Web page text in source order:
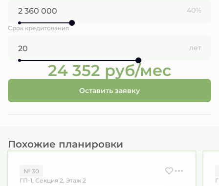
40%
Срок кредитования
лет
24 352 руб/мес
Оставить заявку
Похожие планировки
№ 30
ГП-1, Секция 2, Этаж 2